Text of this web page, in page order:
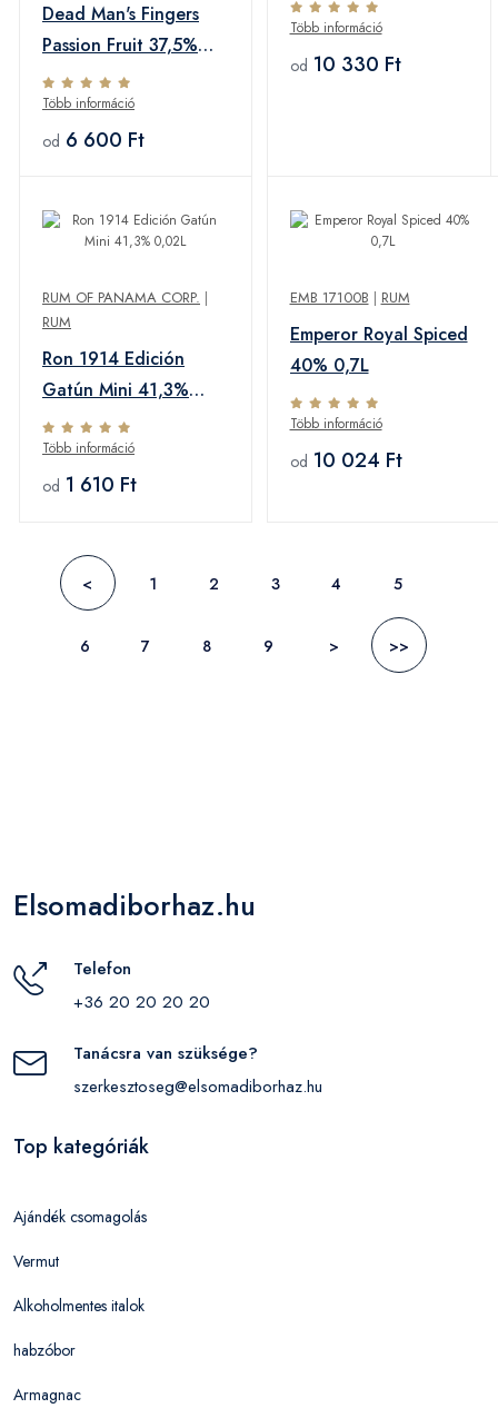
Dead Man's Fingers
Passion Fruit 37,5%
0,7L
Több információ
od 6 600 Ft
Több információ
od 10 330 Ft
RUM OF PANAMA CORP. |
RUM
Ron 1914 Edición
Gatún Mini 41,3%
0,02L
Több információ
od 1 610 Ft
EMB 17100B | RUM
Emperor Royal Spiced
40% 0,7L
Több információ
od 10 024 Ft
< 1 2 3 4 5
6 7 8 9 > >>
Elsomadiborhaz.hu
Telefon
+36 20 20 20 20
Tanácsra van szüksége?
szerkesztoseg@elsomadiborhaz.hu
Top kategóriák
Ajándék csomagolás
Vermut
Alkoholmentes italok
habzóbor
Armagnac